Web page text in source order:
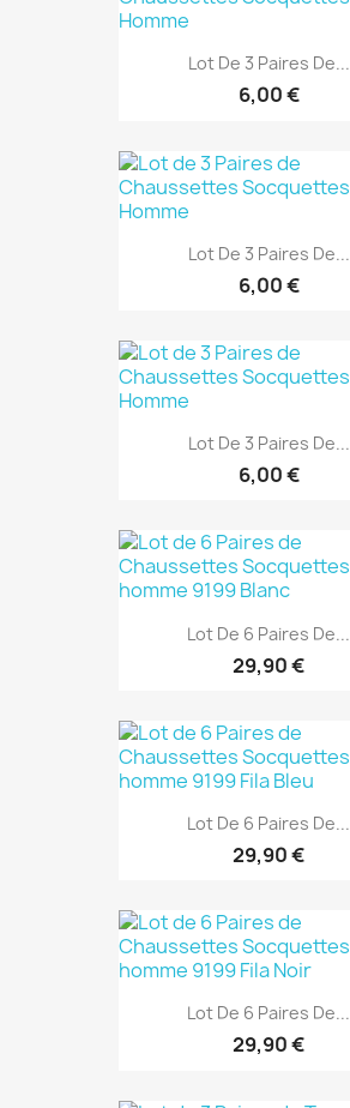
Lot De 3 Paires De...
6,00 €
Lot De 3 Paires De...
6,00 €
Lot De 3 Paires De...
6,00 €
Lot De 6 Paires De...
29,90 €
Lot De 6 Paires De...
29,90 €
Lot De 6 Paires De...
29,90 €